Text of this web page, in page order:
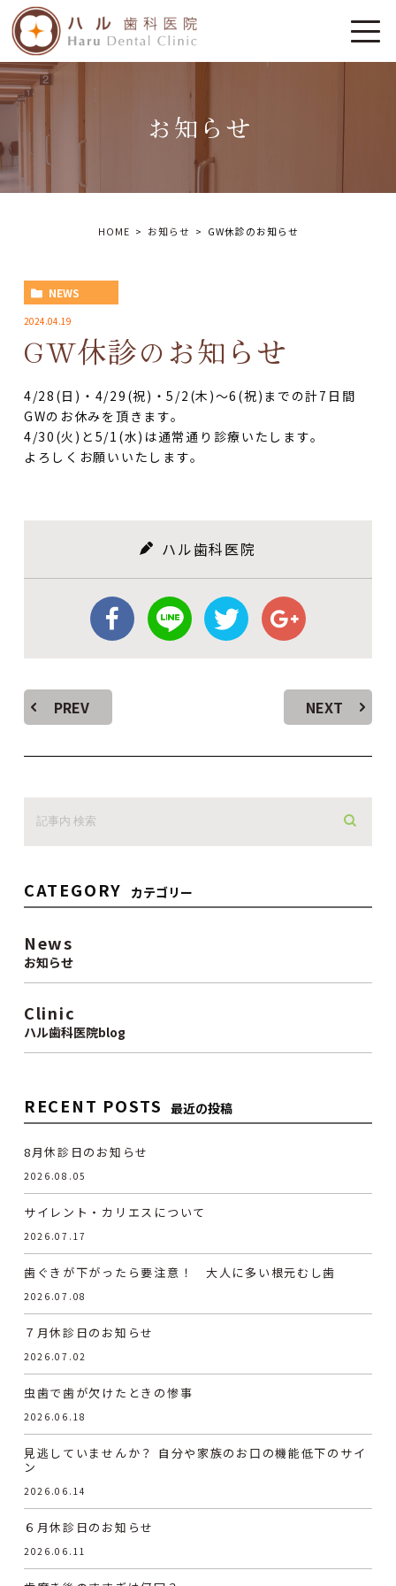
お知らせ
HOME お知らせ GW休診のお知らせ
NEWS
2024.04.19
GW休診のお知らせ
4/28(日)・4/29(祝)・5/2(木)～6(祝)までの計7日間
GWのお休みを頂きます。
4/30(火)と5/1(水)は通常通り診療いたします。
よろしくお願いいたします。
ハル歯科医院
PREV NEXT
CATEGORY カテゴリー
News
お知らせ
Clinic
ハル歯科医院blog
RECENT POSTS 最近の投稿
8月休診日のお知らせ
2026.08.05
サイレント・カリエスについて
2026.07.17
歯ぐきが下がったら要注意！ 大人に多い根元むし歯
2026.07.08
７月休診日のお知らせ
2026.07.02
虫歯で歯が欠けたときの惨事
2026.06.18
見逃していませんか？ 自分や家族のお口の機能低下のサイ
ン
2026.06.14
６月休診日のお知らせ
2026.06.11